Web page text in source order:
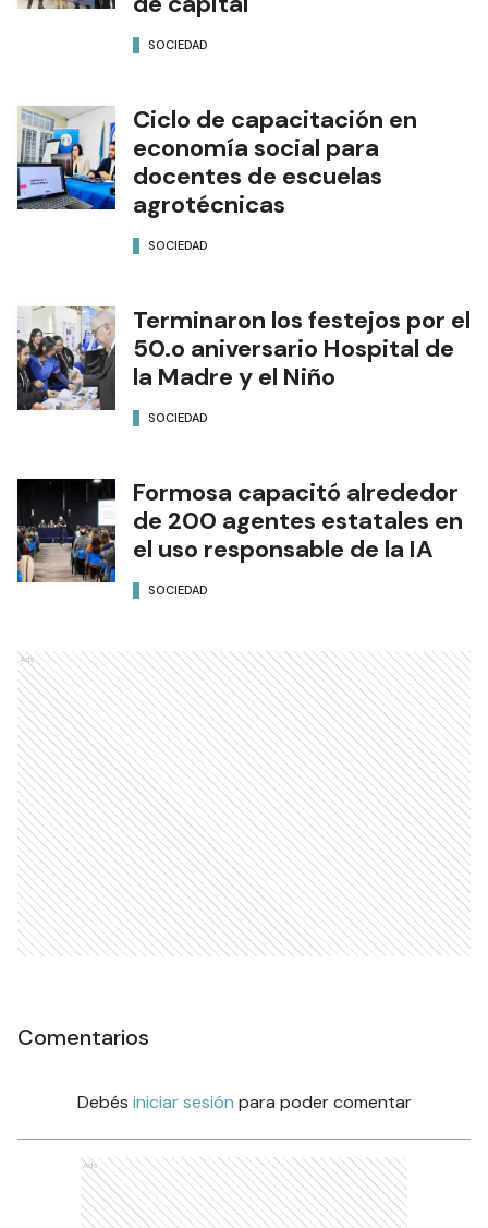
SOCIEDAD
Ciclo de capacitación en
economía social para
docentes de escuelas
agrotécnicas
SOCIEDAD
Terminaron los festejos por el
50.o aniversario Hospital de
la Madre y el Niño
SOCIEDAD
Formosa capacitó alrededor
de 200 agentes estatales en
el uso responsable de la IA
SOCIEDAD
Ads
Comentarios
Debés iniciar sesión para poder comentar
Ads